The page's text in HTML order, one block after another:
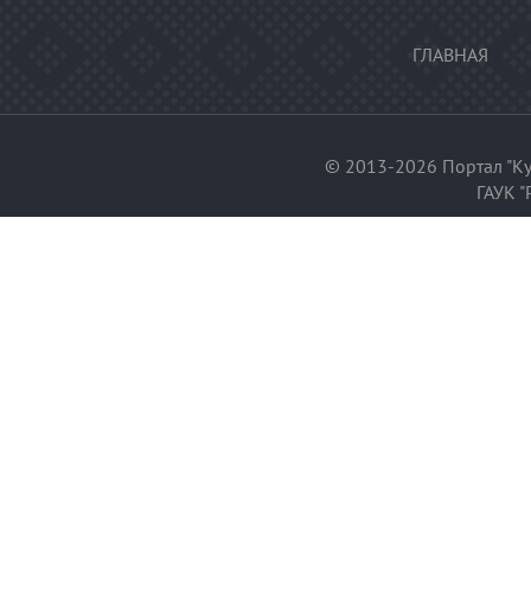
ГЛАВНАЯ
© 2013-2026 Портал
ГАУК